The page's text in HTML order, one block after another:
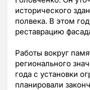
исторического
полвека. В этом
реставрацию
Работы вокруг
регионального
года с установки
планировали